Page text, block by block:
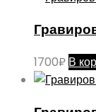
1700₽ В